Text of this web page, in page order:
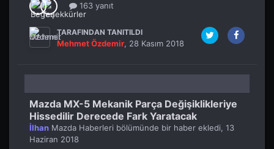
163 yanıt
TARAFINDAN TANITILDI
Mehmet Özdemir, 28 Kasım 2018
Mazda MX-5 Mekanik Parça Değişiklikleriye
Hissedilir Derecede Fark Yaratacak
İlhan Mazda Haberleri bölümünde bir haber ekledi, 13
Haziran 2018